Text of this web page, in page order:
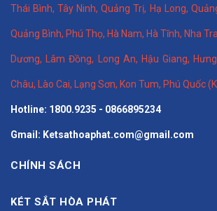
Thái Bình,Tây Ninh,Quảng Trị, Hạ Long,
Quảng Bình, Phú Thọ, Hà Nam, Hà Tĩnh, Nha
Dương, Lâm Đồng, Long An, Hậu Giang,
Châu, Lào Cai, Lạng Sơn, Kon Tum, Phú Quốc
Hotline: 1800.9235 - 0866895234
Gmail: Ketsathoaphat.com@gmail.com
CHÍNH SÁCH
KÉT SẮT HÒA PHÁT